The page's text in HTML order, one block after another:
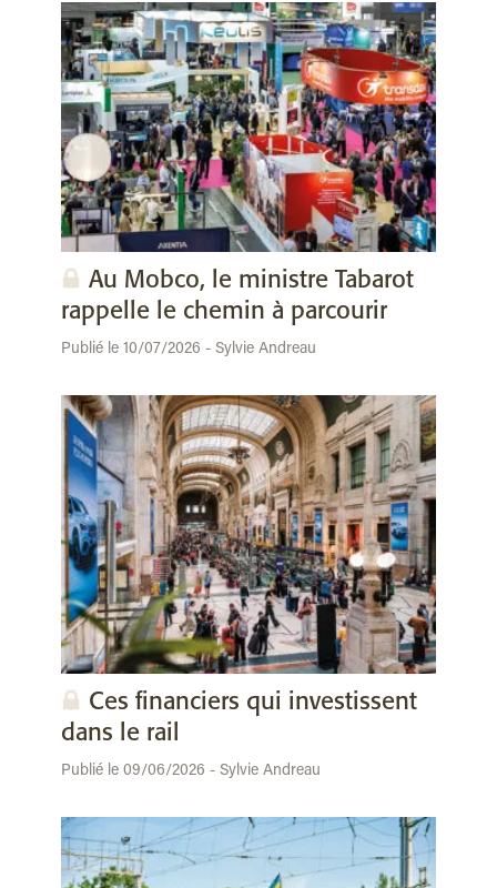
Au Mobco, le ministre Tabarot
rappelle le chemin à parcourir
Publié le 10/07/2026 - Sylvie Andreau
Ces financiers qui investissent
dans le rail
Publié le 09/06/2026 - Sylvie Andreau